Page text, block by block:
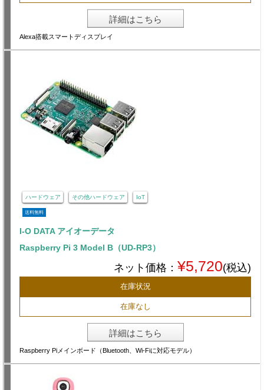
詳細はこちら
Alexa搭載スマートディスプレイ
ハードウェア その他ハードウェア IoT
送料無料
I-O DATA アイオーデータ
Raspberry Pi 3 Model B（UD-RP3）
ネット価格： ¥5,720(税込)
在庫状況
在庫なし
詳細はこちら
Raspberry Piメインボード（Bluetooth、Wi-Fiに対応モデル）